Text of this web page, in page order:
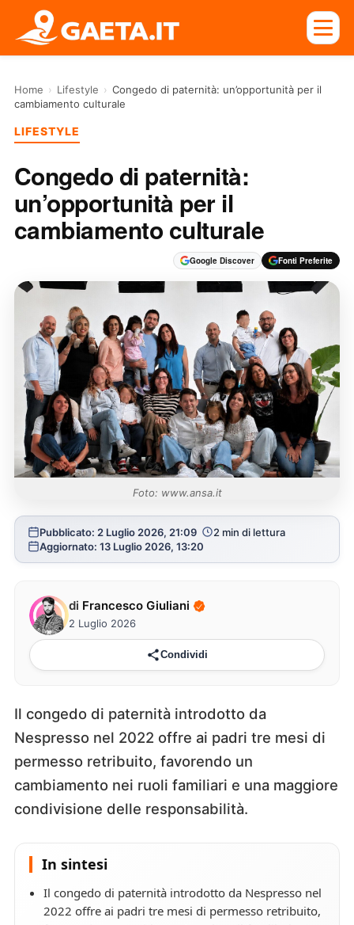
Home › Lifestyle › Congedo di paternità: un’opportunità per il
cambiamento culturale
LIFESTYLE
Congedo di paternità:
un’opportunità per il
cambiamento culturale
Google Discover Fonti Preferite
Foto: www.ansa.it
Pubblicato: 2 Luglio 2026, 21:09
2 min di lettura
Aggiornato: 13 Luglio 2026, 13:20
di Francesco Giuliani
2 Luglio 2026
Condividi
Il congedo di paternità introdotto da
Nespresso nel 2022 offre ai padri tre mesi di
permesso retribuito, favorendo un
cambiamento nei ruoli familiari e una maggiore
condivisione delle responsabilità.
In sintesi
Il congedo di paternità introdotto da Nespresso nel
2022 offre ai padri tre mesi di permesso retribuito,